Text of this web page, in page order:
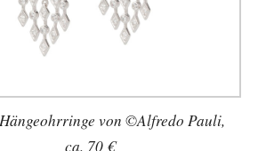
von ©Alfredo Pauli,
ca. 70 €